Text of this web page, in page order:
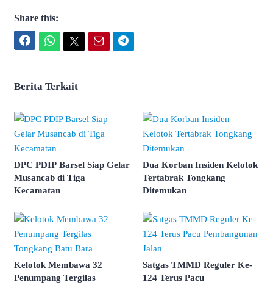
Share this:
Berita Terkait
DPC PDIP Barsel Siap Gelar
Musancab di Tiga
Kecamatan
Dua Korban Insiden Kelotok
Tertabrak Tongkang
Ditemukan
Kelotok Membawa 32
Penumpang Tergilas
Satgas TMMD Reguler Ke-
124 Terus Pacu